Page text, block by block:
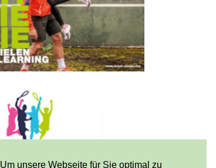
Um unsere Webseite für Sie optimal zu